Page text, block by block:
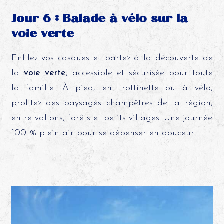
Jour 6 : Balade à vélo sur la
voie verte
Enfilez vos casques et partez à la découverte de
lavoie verte, accessible et sécurisée pour toute
la famille. À pied, en trottinette ou à vélo,
profitez des paysages champêtres de la région,
entre vallons, forêts et petits villages. Une journée
100 % plein air pour se dépenser en douceur.